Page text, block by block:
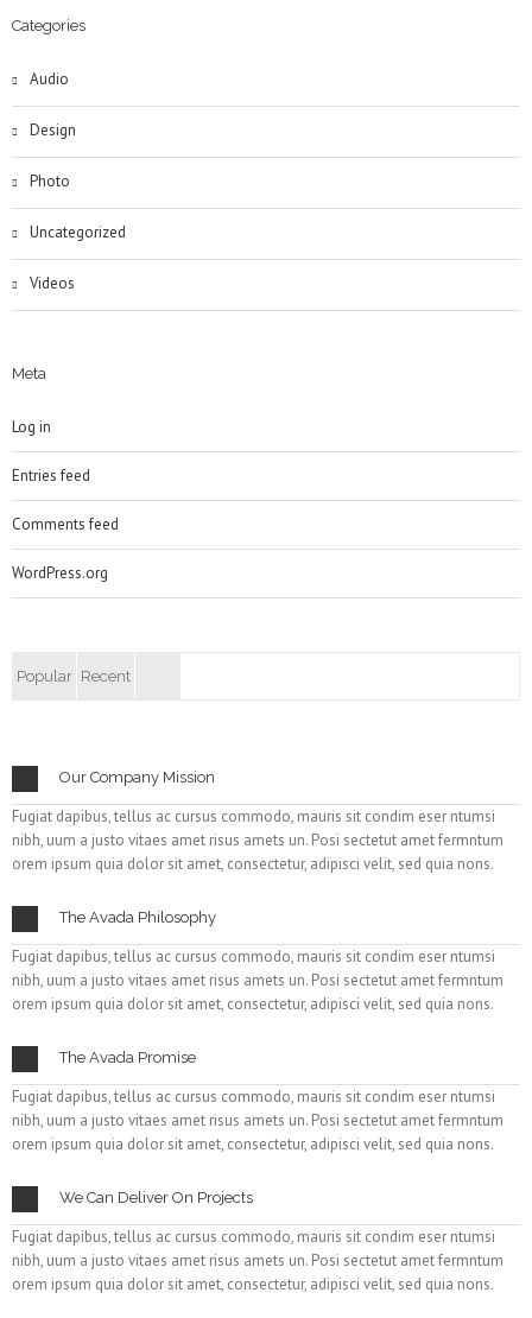
Categories
Audio
Design
Photo
Uncategorized
Videos
Meta
Log in
Entries feed
Comments feed
WordPress.org
Popular Recent
Our Company Mission
Fugiat dapibus, tellus ac cursus commodo, mauris sit condim eser ntumsi
nibh, uum a justo vitaes amet risus amets un. Posi sectetut amet fermntum
orem ipsum quia dolor sit amet, consectetur, adipisci velit, sed quia nons.
The Avada Philosophy
Fugiat dapibus, tellus ac cursus commodo, mauris sit condim eser ntumsi
nibh, uum a justo vitaes amet risus amets un. Posi sectetut amet fermntum
orem ipsum quia dolor sit amet, consectetur, adipisci velit, sed quia nons.
The Avada Promise
Fugiat dapibus, tellus ac cursus commodo, mauris sit condim eser ntumsi
nibh, uum a justo vitaes amet risus amets un. Posi sectetut amet fermntum
orem ipsum quia dolor sit amet, consectetur, adipisci velit, sed quia nons.
We Can Deliver On Projects
Fugiat dapibus, tellus ac cursus commodo, mauris sit condim eser ntumsi
nibh, uum a justo vitaes amet risus amets un. Posi sectetut amet fermntum
orem ipsum quia dolor sit amet, consectetur, adipisci velit, sed quia nons.